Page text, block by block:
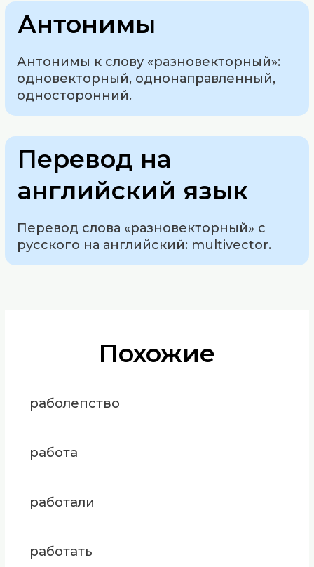
Антонимы
Антонимы к слову «разновекторный»:
одновекторный, однонаправленный,
односторонний.
Перевод на
английский язык
Перевод слова «разновекторный» с
русского на английский: multivector.
Похожие
раболепство
работа
работали
работать